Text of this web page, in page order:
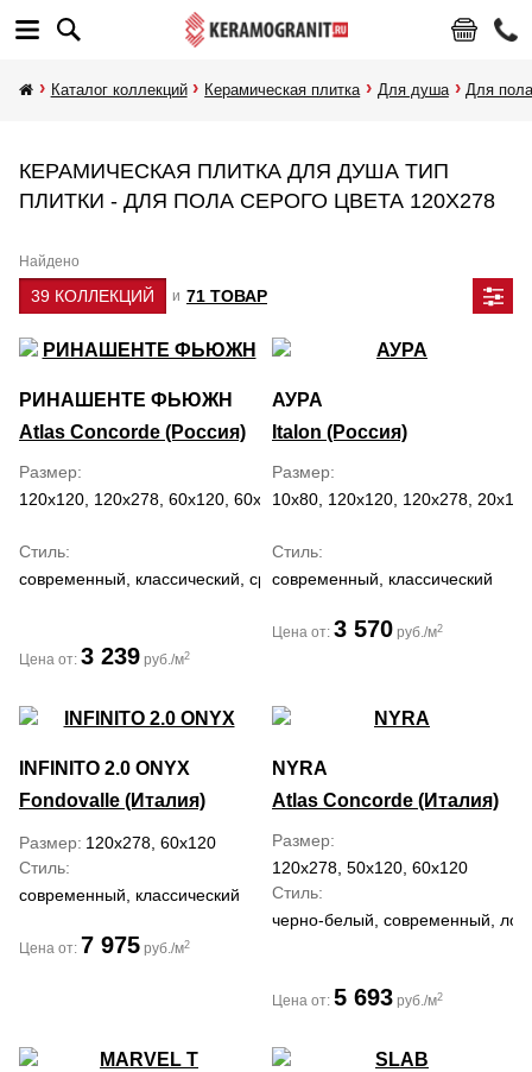
Каталог коллекций Керамическая плитка Для душа Для
КЕРАМИЧЕСКАЯ ПЛИТКА ДЛЯ ДУША ТИП
ПЛИТКИ - ДЛЯ ПОЛА СЕРОГО ЦВЕТА 120Х278
Найдено
39 КОЛЛЕКЦИЙ и 71 ТОВАР
РИНАШЕНТЕ ФЬЮЖН
Atlas Concorde (Россия)
Размер
120x120, 120x278, 60x120, 60x60, 7.5x30, 80x160
Стиль
современный, классический, средиземноморский
Цена от: 3 239 руб./м2
АУРА
Italon (Россия)
Размер
10x80, 120x120, 120x278,
Стиль
современный, классический
Цена от: 3 570 руб./м2
INFINITO 2.0 ONYX
Fondovalle (Италия)
Размер 120x278, 60x120
Стиль
современный, классический
Цена от: 7 975 руб./м2
NYRA
Atlas Concorde (Италия)
Размер
120x278, 50x120, 60x120
Стиль
черно-белый, современный,
Цена от: 5 693 руб./м2